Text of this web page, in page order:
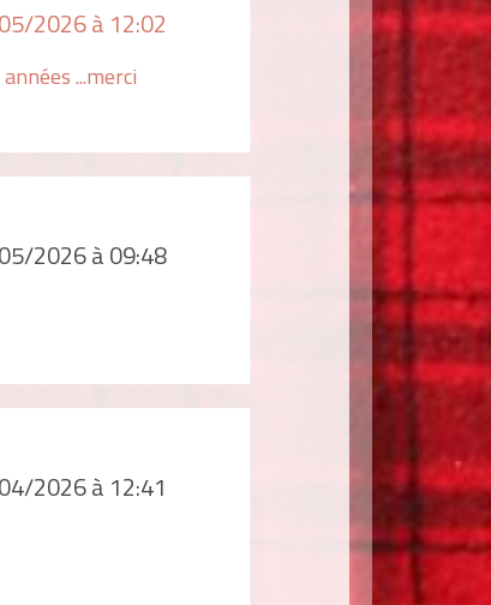
2026 à 12:02
...merci
2026 à 09:48
2026 à 12:41